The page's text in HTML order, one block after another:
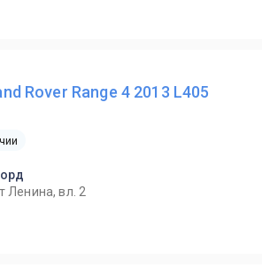
Rover Range 4 2013 L405
Ленина, вл. 2